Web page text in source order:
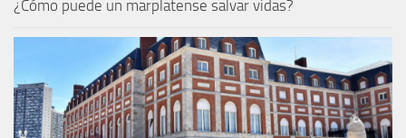
¿Cómo puede un marplatense salvar vidas?